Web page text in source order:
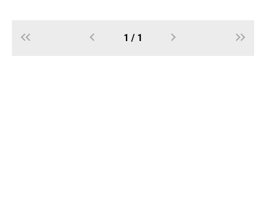
1 / 1